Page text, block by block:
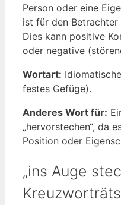
Person oder eine
ist für den Betrachter
Dies kann positive
oder negative
Wortart:
festes Gefüge).
Anderes Wort für:
„hervorstechen“, da
Position oder
„ins Auge